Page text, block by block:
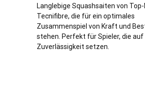
Langlebige Squashsaiten von
Tecnifibre, die für ein optimales
Zusammenspiel von Kraft und
stehen. Perfekt für Spieler, die auf
Zuverlässigkeit setzen.